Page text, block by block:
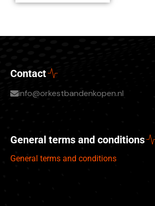
Contact
info@orkestbandenkopen.nl
General terms and conditions
General terms and conditions